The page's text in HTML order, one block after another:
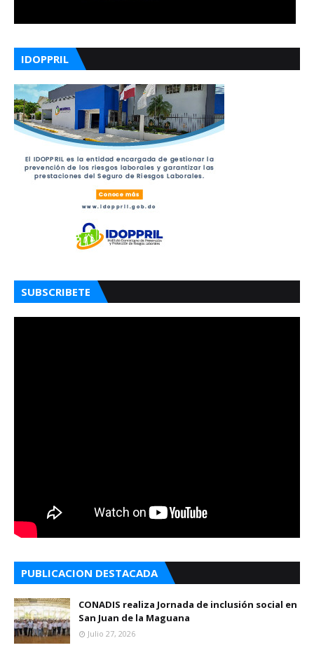
IDOPPRIL
SUBSCRIBETE
PUBLICACION DESTACADA
CONADIS realiza Jornada de inclusión social en
San Juan de la Maguana
Julio 27, 2026